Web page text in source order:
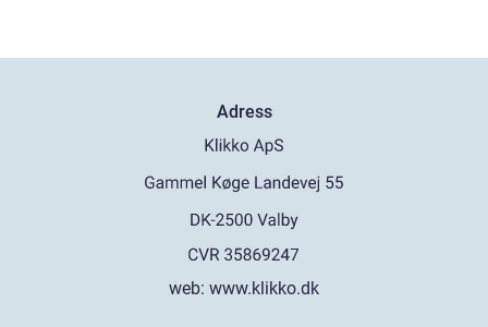
Adress
web: www.klikko.dk